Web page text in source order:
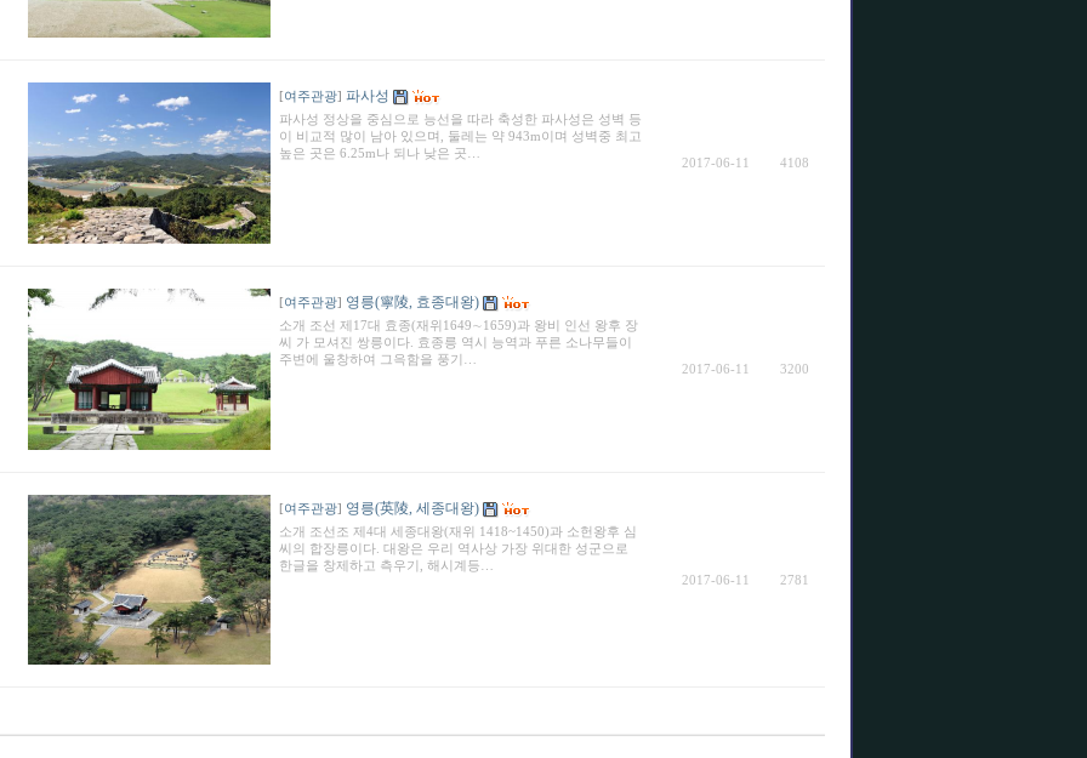
[여주관광] 파사성
파사성 정상을 중심으로 능선을 따라 축성한 파사성은 성벽 등
이 비교적 많이 남아 있으며, 둘레는 약 943m이며 성벽중 최고
높은 곳은 6.25m나 되나 낮은 곳…
2017-06-11 4108
[여주관광] 영릉(寧陵, 효종대왕)
소개 조선 제17대 효종(재위1649∼1659)과 왕비 인선 왕후 장
씨 가 모셔진 쌍릉이다. 효종릉 역시 능역과 푸른 소나무들이
주변에 울창하여 그윽함을 풍기…
2017-06-11 3200
[여주관광] 영릉(英陵, 세종대왕)
소개 조선조 제4대 세종대왕(재위 1418~1450)과 소헌왕후 심
씨의 합장릉이다. 대왕은 우리 역사상 가장 위대한 성군으로
한글을 창제하고 측우기, 해시계등…
2017-06-11 2781